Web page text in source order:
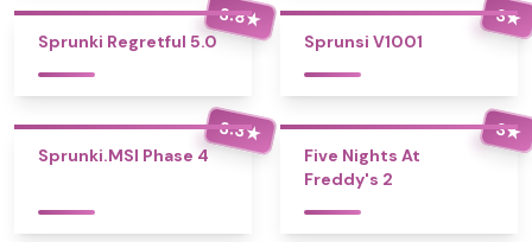
3.8★
Sprunki Regretful 5.0
3★
Sprunsi V1001
3.3★
Sprunki.MSI Phase 4
3★
Five Nights At
Freddy's 2